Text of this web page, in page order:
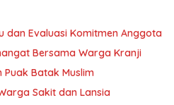
dan Evaluasi Komitmen Anggota
Bersama Warga Kranji
Puak Batak Muslim
Sakit dan Lansia